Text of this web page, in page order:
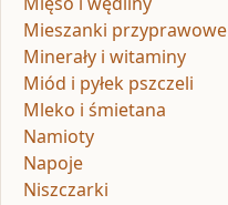
Mieszanki przyprawowe
Minerały i witaminy
Miód i pyłek pszczeli
Mleko i śmietana
Namioty
Napoje
Niszczarki